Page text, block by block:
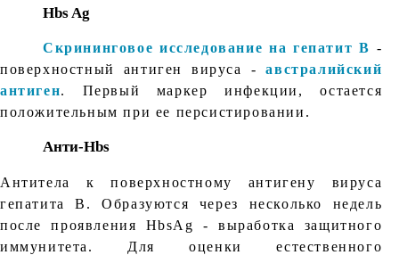
Hbs Ag
Скрининговое исследование на гепатит В -
поверхностный антиген вируса -австралийский
антиген. Первый маркер инфекции, остается
положительным при ее персистировании.
Анти-Нbs
Антитела к поверхностному антигену вируса
гепатита В. Образуются через несколько недель
после проявления HbsAg - выработка защитного
иммунитета. Для оценки естественного